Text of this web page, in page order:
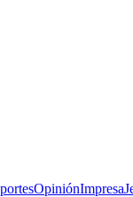
OpiniónImpresa